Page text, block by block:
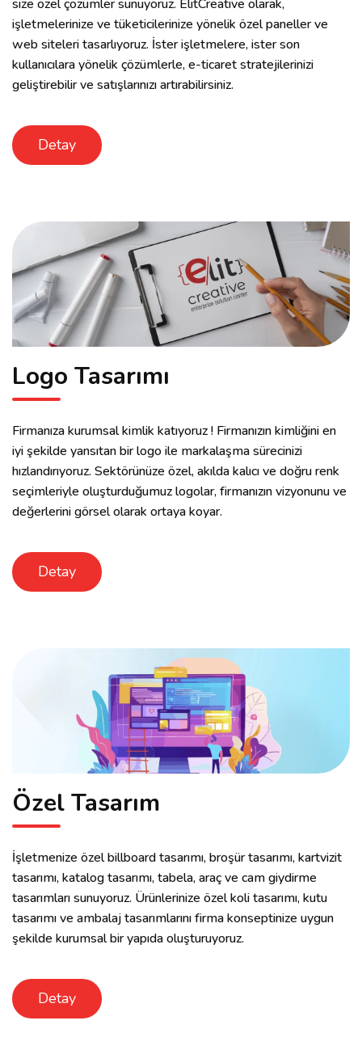
size özel çözümler sunuyoruz. ElitCreative olarak,
işletmelerinize ve tüketicilerinize yönelik özel paneller ve
web siteleri tasarlıyoruz. İster işletmelere, ister son
kullanıcılara yönelik çözümlerle, e-ticaret stratejilerinizi
geliştirebilir ve satışlarınızı artırabilirsiniz.
Detay
Logo Tasarımı
Firmanıza kurumsal kimlik katıyoruz ! Firmanızın kimliğini en
iyi şekilde yansıtan bir logo ile markalaşma sürecinizi
hızlandırıyoruz. Sektörünüze özel, akılda kalıcı ve doğru renk
seçimleriyle oluşturduğumuz logolar, firmanızın vizyonunu ve
değerlerini görsel olarak ortaya koyar.
Detay
Özel Tasarım
İşletmenize özel billboard tasarımı, broşür tasarımı, kartvizit
tasarımı, katalog tasarımı, tabela, araç ve cam giydirme
tasarımları sunuyoruz. Ürünlerinize özel koli tasarımı, kutu
tasarımı ve ambalaj tasarımlarını firma konseptinize uygun
şekilde kurumsal bir yapıda oluşturuyoruz.
Detay